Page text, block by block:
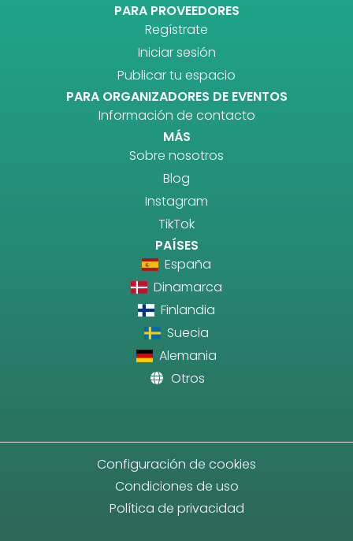
PARA PROVEEDORES
Regístrate
Iniciar sesión
Publicar tu espacio
PARA ORGANIZADORES DE EVENTOS
Información de contacto
MÁS
Sobre nosotros
Blog
Instagram
TikTok
PAÍSES
España
Dinamarca
Finlandia
Suecia
Alemania
Otros
Configuración de cookies
Condiciones de uso
Política de privacidad